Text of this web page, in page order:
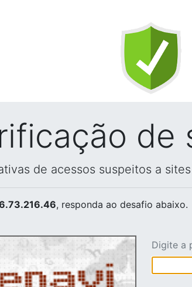
de
de acessos suspeitos a
, responda ao desafio abaixo.
Digite a